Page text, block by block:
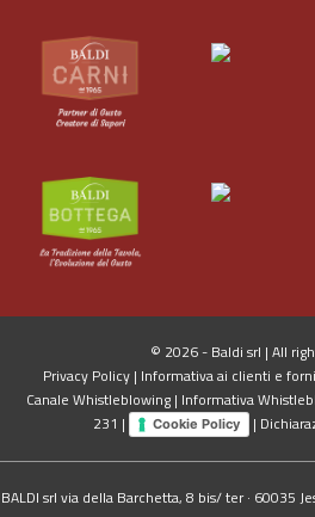
© 2026 - Baldi srl | All
Privacy Policy | Informativa ai clienti e
Canale Whistleblowing| Informativa
231 | Cookie Policy |
BALDI srl via della Barchetta, 8 bis/ ter · 60035